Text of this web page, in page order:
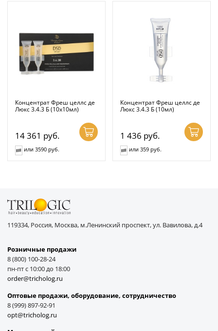
Концентрат Фреш целлс де
Люкс 3.4.3 Б (10x10мл)
14 361 руб.
или 3590 руб.
Концентрат Фреш целлс де
Люкс 3.4.3 Б (10мл)
1 436 руб.
или 359 руб.
119334, Россия, Москва, м.Ленинский проспект, ул. Вавилова, д.4
Розничные продажи
8 (800) 100-28-24
пн-пт с 10:00 до 18:00
order@tricholog.ru
Оптовые продажи, оборудование, cотрудничество
8 (999) 897-92-91
opt@tricholog.ru